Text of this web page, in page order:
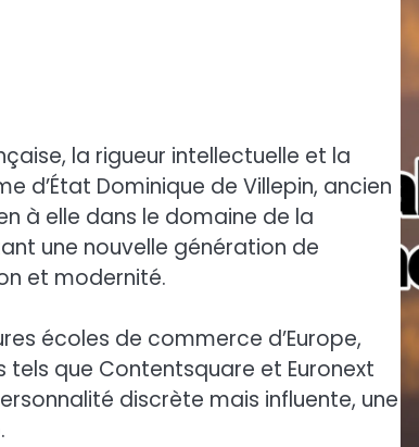
la rigueur intellectuelle et la
d’État Dominique de Villepin, ancien
à elle dans le domaine de la
une nouvelle génération de
et modernité.
écoles de commerce d’Europe,
que Contentsquare et Euronext
discrète mais influente, une